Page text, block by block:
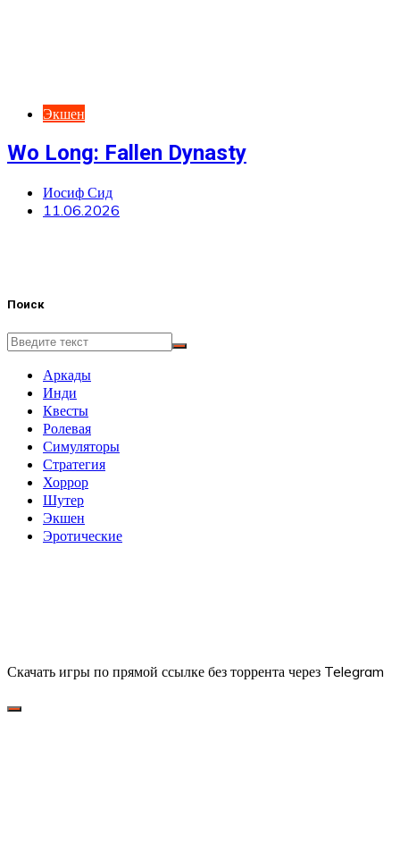
Экшен
Wo Long: Fallen Dynasty
Иосиф Сид
11.06.2026
Поиск
Аркады
Инди
Квесты
Ролевая
Симуляторы
Стратегия
Хоррор
Шутер
Экшен
Эротические
Скачать игры по прямой ссылке без торрента через Telegram